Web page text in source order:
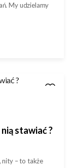
My udzielamy
stawiać ?
nity – to także